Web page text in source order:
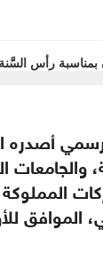
أصدره